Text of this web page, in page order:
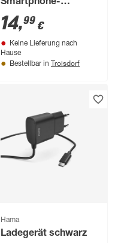
Smartphone-
Halterung
14,99 €
Keine Lieferung nach
Hause
Bestellbar in Troisdorf
Hama
Ladegerät schwarz